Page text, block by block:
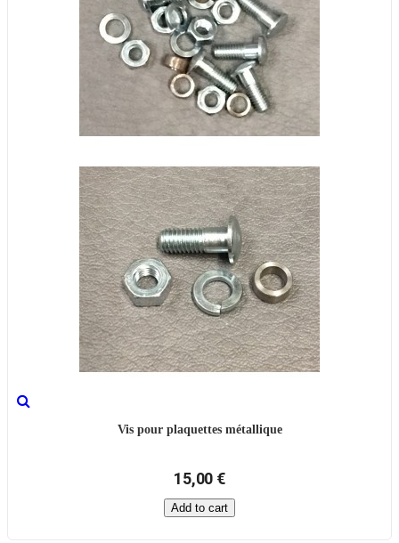
Vis pour plaquettes métallique
15,00 €
Add to cart